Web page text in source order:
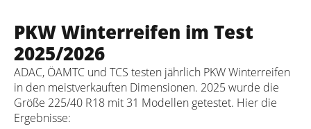
PKW Winterreifen im Test
2025/2026
ADAC, ÖAMTC und TCS testen jährlich PKW Winterreifen
in den meistverkauften Dimensionen. 2025 wurde die
Größe 225/40 R18 mit 31 Modellen getestet. Hier die
Ergebnisse: